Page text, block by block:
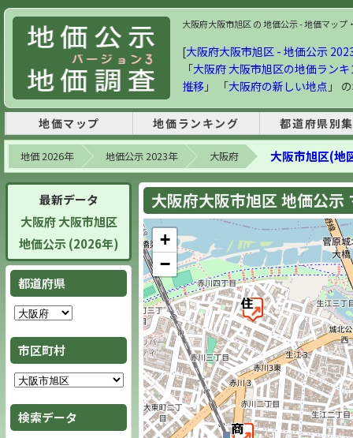
大阪府大阪市旭区 の 地価公示 - 地価マッ
[大阪府大阪市旭区 - 地価公示
「大阪府 大阪市旭区の地価ランキ
推移 」 「大阪府の新しい地点 」
地価マップ 地価ランキング 都道府県別
地価 2026年 地価公示 2023年 大阪府 大阪市旭区(地
最新データ
大阪府 大阪市旭区
地価公示 (2026年)
都道府県
市区町村
検索データ
大阪府大阪市旭区 地価公
+
−